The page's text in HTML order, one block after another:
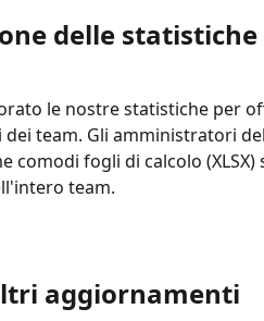
delle
le nostre statistiche per
team. Gli amministratori
comodi fogli di calcolo
team.
aggiornamenti